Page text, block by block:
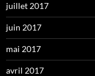
juillet 2017
juin 2017
mai 2017
avril 2017